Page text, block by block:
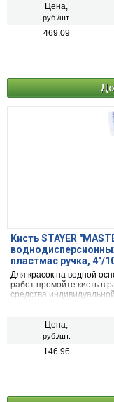
Цена,
руб./шт.
469.09
Кисть STAYER
пластмас ручка, 4"/
Для красок на водной
работ промойте кисть в
средства
Цена,
руб./шт.
146.96